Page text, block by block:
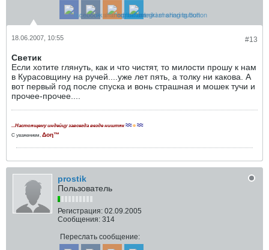
#13
18.06.2007, 10:55
Светик
Если хотите глянуть, как и что чистят, то милости прошу к нам
в Курасовщину на ручей....уже лет пять, а толку ни какова. А
вот первый год после спуска и вонь страшная и мошек тучи и
прочее-прочее....
...Настоящему индейцу завсегда везде ништяк≈≈☼≈≈
С уважением, Δοη™
prostik
Пользователь
Регистрация: 02.09.2005
Сообщения: 314
Переслать сообщение: